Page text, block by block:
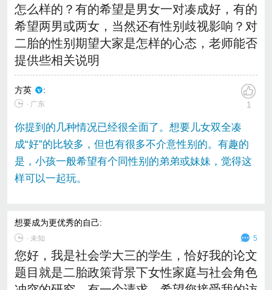
怎么样的？有的希望是男女一对凑成好，有的
希望两男或两女，当然还有性别歧视影响？对
二胎的性别期望大家是怎样的心态，老师能否
提供些相关说明
方英 :
∙ 广东 1
你提到的几种情况已经很全面了。想要儿女双全凑
成“好”的比较多，但也有很多不介意性别的。有趣的
是，小孩一般希望有个同性别的弟弟或妹妹，觉得这
样可以一起玩。
想要成为更优秀的自己:
∙ 未知 5
您好，我是社会学大三的学生，恰好我的论文
题目就是二胎政策背景下女性家庭与社会角色